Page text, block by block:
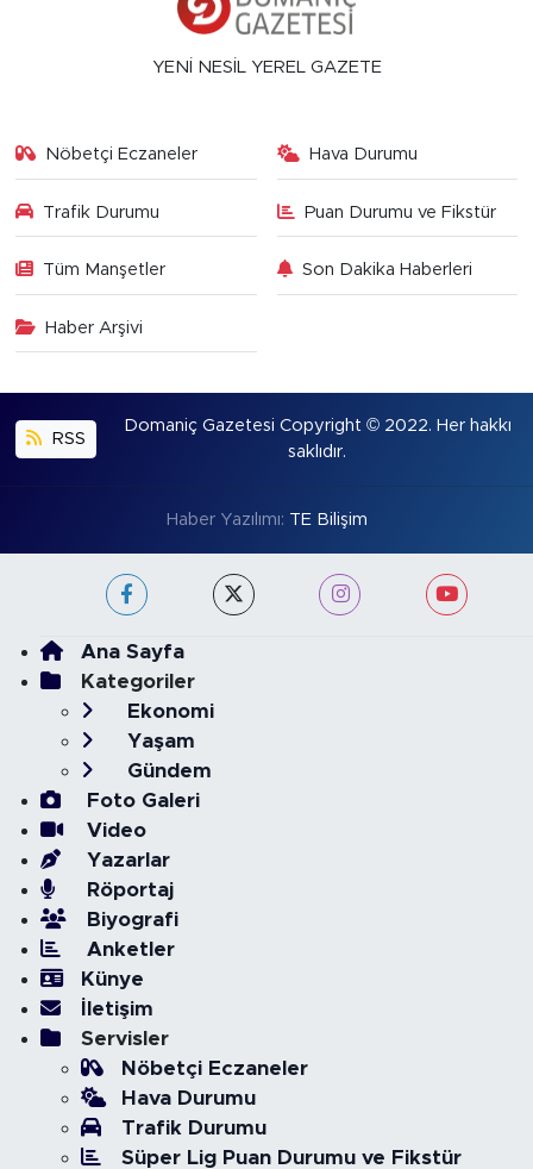
YENİ NESİL YEREL GAZETE
Nöbetçi Eczaneler Hava Durumu
Trafik Durumu Puan Durumu ve Fikstür
Tüm Manşetler Son Dakika Haberleri
Haber Arşivi
RSS
Domaniç Gazetesi Copyright © 2022. Her hakkı
saklıdır.
Haber Yazılımı: TE Bilişim
Ana Sayfa
Kategoriler
Ekonomi
Yaşam
Gündem
Foto Galeri
Video
Yazarlar
Röportaj
Biyografi
Anketler
Künye
İletişim
Servisler
Nöbetçi Eczaneler
Hava Durumu
Trafik Durumu
Süper Lig Puan Durumu ve Fikstür